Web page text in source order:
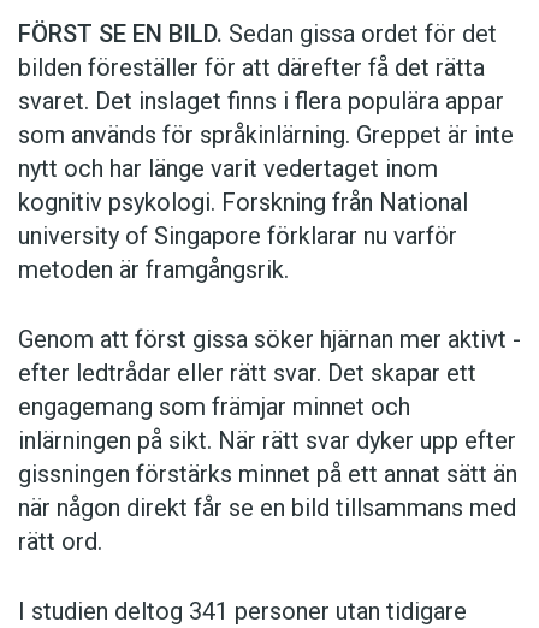
FÖRST SE EN BILD. Sedan gissa ordet för det
bilden föreställer för att därefter få det rätta
svaret. Det inslaget finns i flera populära appar
som används för språkinlärning. Greppet är inte
nytt och har länge varit vedertaget inom
kognitiv psykologi. Forskning från National
university of Singa­pore förklarar nu varför
metoden är framgångsrik.
Genom att först gissa ­söker hjärnan mer aktivt ­
efter ledtrådar eller rätt svar. Det skapar ett
engagemang som främjar minnet och
inlärningen på sikt. När rätt svar dyker upp efter
gissningen förstärks minnet på ett annat sätt än
när någon direkt får se en bild tillsammans med
rätt ord.
I studien deltog 341 personer utan tidigare